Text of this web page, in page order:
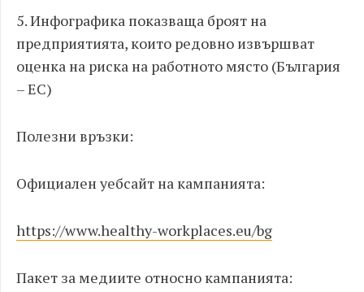
5. Инфографика показваща броят на
предприятията, които редовно извършват
оценка на риска на работното място (България
– ЕС)
Полезни връзки:
Официален уебсайт на кампанията:
https://www.healthy-workplaces.eu/bg
Пакет за медиите относно кампанията: